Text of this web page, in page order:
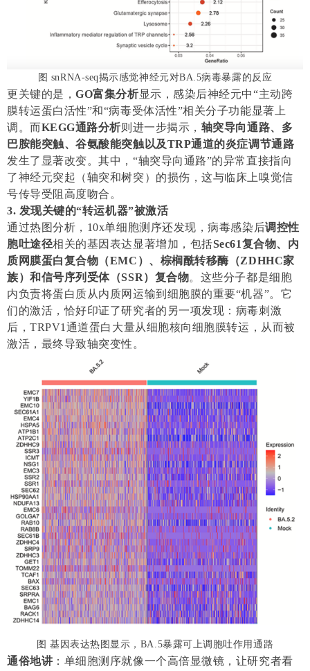
图 snRNA-seq揭示感觉神经元对BA.5病毒暴露的反应
更关键的是，GO富集分析显示，感染后神经元中“主动跨
膜转运蛋白活性”和“病毒受体活性”相关分子功能显著上
调。而KEGG通路分析则进一步揭示， 轴突导向通路、多
巴胺能突触、谷氨酸能突触以及TRP通道的炎症调节通路
发生了显著改变。其中，“轴突导向通路”的异常直接指向
了神经元突起（轴突和树突）的损伤，这与临床上嗅觉信
号传导受阻高度吻合。
3. 发现关键的“转运机器”被激活
通过热图分析，10x单细胞测序还发现，病毒感染后调控性
胞吐途径相关的基因表达显著增加，包括Sec61复合物、内
质网膜蛋白复合物（EMC）、棕榈酰转移酶（ZDHHC家
族）和信号序列受体（SSR）复合物。这些分子都是细胞
内负责将蛋白质从内质网运输到细胞膜的重要“机器”。它
们的激活，恰好印证了研究者的另一项发现：病毒刺激
后，TRPV1通道蛋白大量从细胞核向细胞膜转运，从而被
激活，最终导致轴突变性。
图 基因表达热图显示， BA.5暴露可上调胞吐作用通路
通俗地讲 ：单细胞测序就像一个高倍显微镜，让研究者看